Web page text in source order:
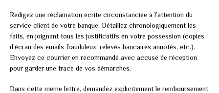
Rédigez une réclamation écrite circonstanciée à l’attention du
service client de votre banque. Détaillez chronologiquement les
faits, en joignant tous les justificatifs en votre possession (copies
d’écran des emails frauduleux, relevés bancaires annotés, etc.).
Envoyez ce courrier en recommandé avec accusé de réception
pour garder une trace de vos démarches.
Dans cette même lettre, demandez explicitement le remboursement